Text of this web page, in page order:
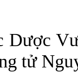
Dược
tử